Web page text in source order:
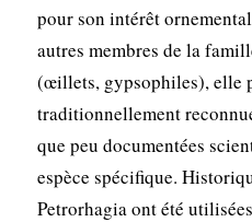
pour son intérêt
autres membres de la
(œillets, gypsophiles), elle
traditionnellement
que peu documentées
espèce spécifique.
Petrorhagia ont été